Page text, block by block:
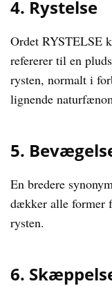
4. Rystelse
Ordet RYSTELSE
refererer til en
rysten, normalt i
lignende
5.
En bredere
dækker alle former
rysten.
6.